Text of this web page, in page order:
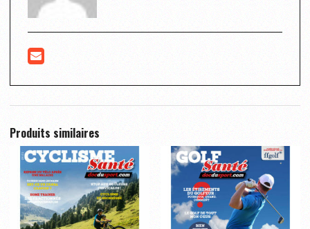
Produits similaires